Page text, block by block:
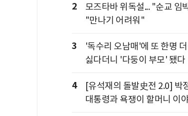
2
모즈타바 위독설... "순교 임
"만나기 어려워"
3
'독수리 오남매'에 또 한명
싫다더니 '다둥이 부모' 됐다
4
[유석재의 돌발史전 2.0] 박
대통령과 욕쟁이 할머니 이